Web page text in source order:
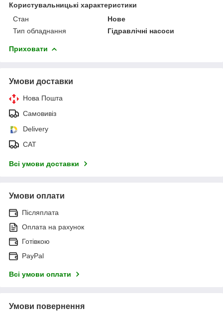
Користувальницькі характеристики
Стан
Нове
Тип обладнання
Гідравлічні насоси
Приховати
Умови доставки
Нова Пошта
Самовивіз
Delivery
САТ
Всі умови доставки
Умови оплати
Післяплата
Оплата на рахунок
Готівкою
PayPal
Всі умови оплати
Умови повернення